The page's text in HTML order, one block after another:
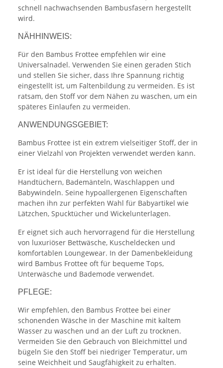
schnell nachwachsenden Bambusfasern hergestellt
wird.
NÄHHINWEIS:
Für den Bambus Frottee empfehlen wir eine
Universalnadel. Verwenden Sie einen geraden Stich
und stellen Sie sicher, dass Ihre Spannung richtig
eingestellt ist, um Faltenbildung zu vermeiden. Es ist
ratsam, den Stoff vor dem Nähen zu waschen, um ein
späteres Einlaufen zu vermeiden.
ANWENDUNGSGEBIET:
Bambus Frottee ist ein extrem vielseitiger Stoff, der in
einer Vielzahl von Projekten verwendet werden kann.
Er ist ideal für die Herstellung von weichen
Handtüchern, Bademänteln, Waschlappen und
Babywindeln. Seine hypoallergenen Eigenschaften
machen ihn zur perfekten Wahl für Babyartikel wie
Lätzchen, Spucktücher und Wickelunterlagen.
Er eignet sich auch hervorragend für die Herstellung
von luxuriöser Bettwäsche, Kuscheldecken und
komfortablen Loungewear. In der Damenbekleidung
wird Bambus Frottee oft für bequeme Tops,
Unterwäsche und Bademode verwendet.
PFLEGE:
Wir empfehlen, den Bambus Frottee bei einer
schonenden Wäsche in der Maschine mit kaltem
Wasser zu waschen und an der Luft zu trocknen.
Vermeiden Sie den Gebrauch von Bleichmittel und
bügeln Sie den Stoff bei niedriger Temperatur, um
seine Weichheit und Saugfähigkeit zu erhalten.